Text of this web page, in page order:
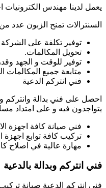
يعمل لدينا مهندس الكترونيات
السنترالات تمنح الزبون عدد من
توفير تكلفة على الشركة
تحويل المكالمات.
توفير للوقت و الجهد
متابعة جميع المكالمات
فني انتركم الدعية
احصل على فني بدالة وانتركم
يتواجدون فيه و على امتداد
فني صيانة كافة اجهزة
تركيب كافة توابع
مهارة عالية في اصلاح
فني انتركم وبدالة بالدعية
فني انتركم الدعية صيانة